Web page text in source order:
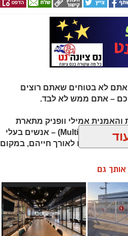
אתם לא בטוחים שאתם רוצים
– אתם ממש לא לבד.
אמילי וופניק מתארת
אנשים שהיא מכנה "רבי־פוטנציאל" (Multipotentialites) – אנשים בעלי
שונים לאורך חייהם, במקום
אותך גם